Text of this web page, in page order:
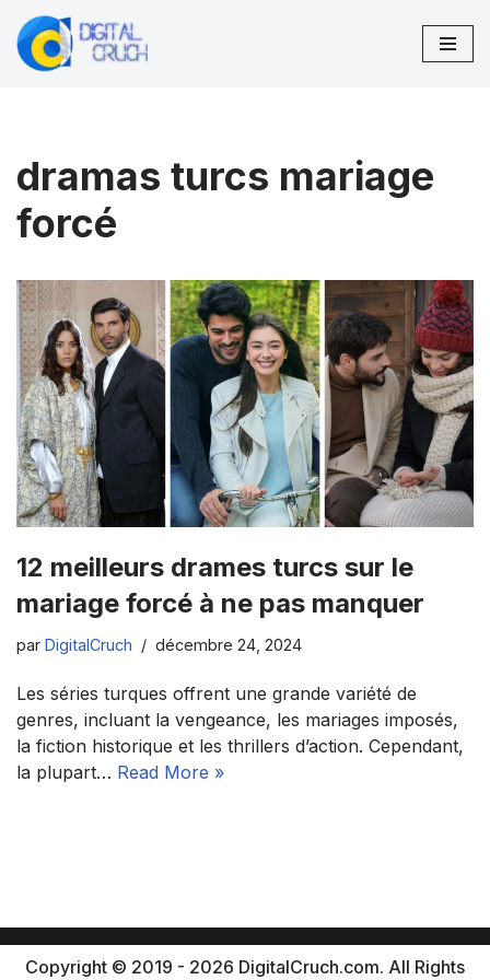
Aller
dramas turcs mariage
forcé
12 meilleurs drames turcs sur le
mariage forcé à ne pas manquer
par DigitalCruch décembre 24, 2024
Les séries turques offrent une grande variété de
genres, incluant la vengeance, les mariages imposés,
la fiction historique et les thrillers d’action. Cependant,
la plupart… Read More »
Copyright © 2019 - 2026 DigitalCruch.com. All Rights